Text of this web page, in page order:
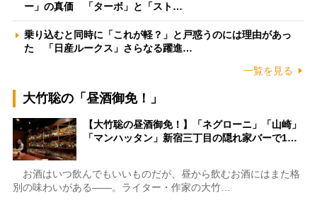
ー」の真価 「ターボ」と「スト…
乗り込むと同時に「これが軽？」と戸惑うのには理由があっ
た 「日産ルークス」さらなる躍進…
一覧を見る
大竹聡の「昼酒御免！」
【大竹聡の昼酒御免！】「ネグローニ」「山崎」
「マンハッタン」新宿三丁目の隠れ家バーで1…
お酒はいつ飲んでもいいものだが、昼から飲むお酒にはまた格
別の味わいがある――。ライター・作家の大竹…